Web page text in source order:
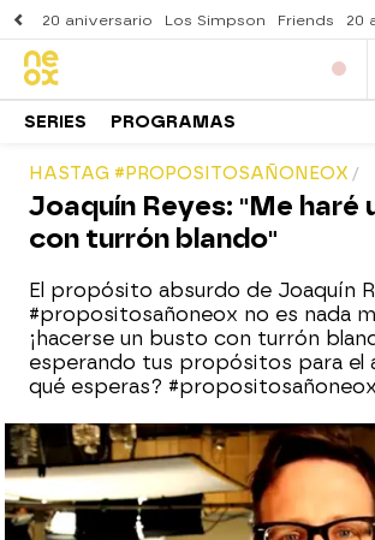
20 aniversario Los Simpson Friends 20
SERIES PROGRAMAS
HASTAG #PROPOSITOSAÑONEOX
Joaquín Reyes: "Me haré
con turrón blando"
El propósito absurdo de Joaquín
#propositosañoneox no es nada
¡hacerse un busto con turrón
esperando tus propósitos para el
qué esperas? #propositosañoneox